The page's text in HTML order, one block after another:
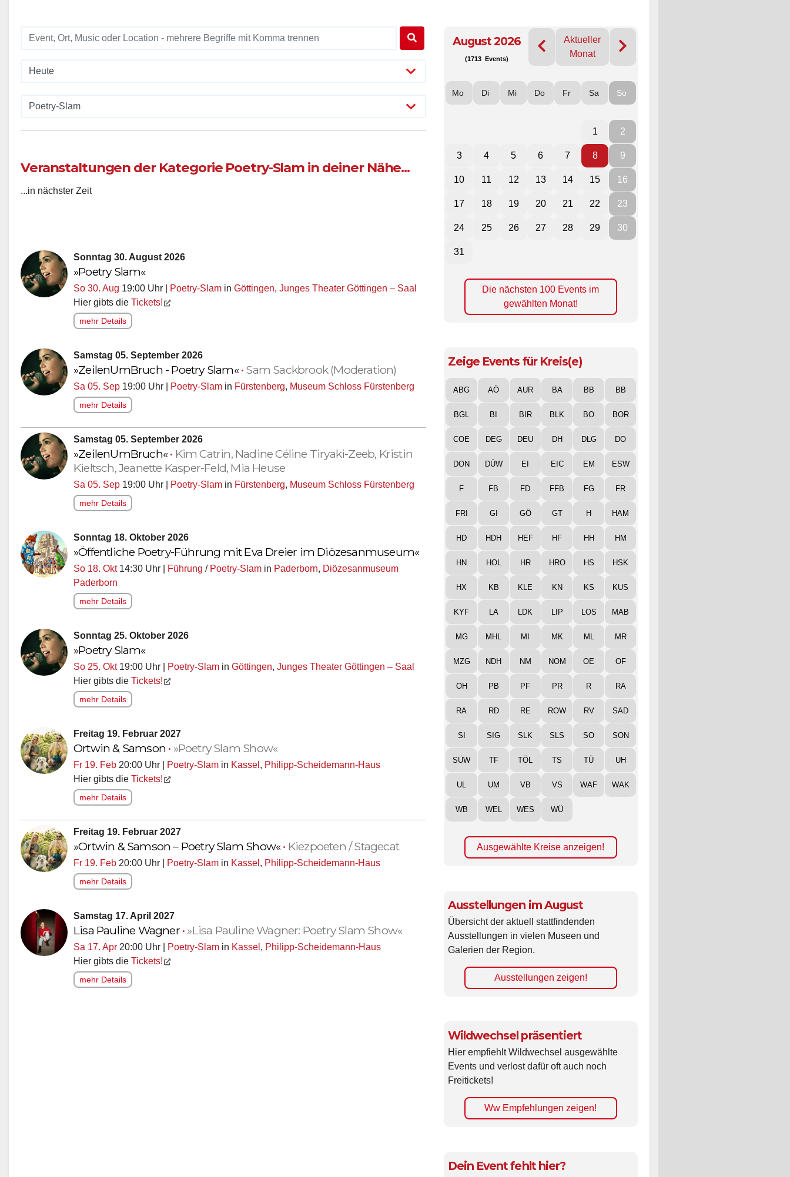
Veranstaltungen der Kategorie Poetry-Slam in deiner Nähe...
...in nächster Zeit
Sonntag 30. August 2026
»Poetry Slam«
So 30. Aug 19:00 Uhr | Poetry-Slam in Göttingen, Junges Theater Göttingen – Saal
Hier gibts die Tickets!
mehr Details
Samstag 05. September 2026
»ZeilenUmBruch - Poetry Slam«• Sam Sackbrook (Moderation)
Sa 05. Sep 19:00 Uhr | Poetry-Slam in Fürstenberg, Museum Schloss Fürstenberg
mehr Details
Samstag 05. September 2026
»ZeilenUmBruch«• Kim Catrin, Nadine Céline Tiryaki-Zeeb, Kristin
Kieltsch, Jeanette Kasper-Feld, Mia Heuse
Sa 05. Sep 19:00 Uhr | Poetry-Slam in Fürstenberg, Museum Schloss Fürstenberg
mehr Details
Sonntag 18. Oktober 2026
»Öffentliche Poetry-Führung mit Eva Dreier im Diözesanmuseum«
So 18. Okt14:30 Uhr | Führung / Poetry-Slam in Paderborn, Diözesanmuseum
Paderborn
mehr Details
Sonntag 25. Oktober 2026
»Poetry Slam«
So 25. Okt19:00 Uhr | Poetry-Slam in Göttingen, Junges Theater Göttingen – Saal
Hier gibts die Tickets!
mehr Details
Freitag 19. Februar 2027
Ortwin & Samson • »Poetry Slam Show«
Fr 19. Feb 20:00 Uhr | Poetry-Slam in Kassel , Philipp-Scheidemann-Haus
Hier gibts die Tickets!
mehr Details
Freitag 19. Februar 2027
»Ortwin & Samson – Poetry Slam Show«• Kiezpoeten / Stagecat
Fr 19. Feb 20:00 Uhr | Poetry-Slam in Kassel , Philipp-Scheidemann-Haus
mehr Details
Samstag 17. April 2027
Lisa Pauline Wagner • »Lisa Pauline Wagner: Poetry Slam Show«
Sa 17. Apr 20:00 Uhr | Poetry-Slam in Kassel , Philipp-Scheidemann-Haus
Hier gibts die Tickets!
mehr Details
August 2026
(1713 Events)
Aktueller
Monat
Mo Di Mi Do Fr Sa So
1 2
3 4 5 6 7 8 9
10 11 12 13 14 15 16
17 18 19 20 21 22 23
24 25 26 27 28 29 30
31
Die nächsten 100 Events im
gewählten Monat!
Zeige Events für Kreis(e)
ABG AÖ AUR BA BB BB
BGL BI BIR BLK BO BOR
COE DEG DEU DH DLG DO
DON DÜW EI EIC EM ESW
F FB FD FFB FG FR
FRI GI GÖ GT H HAM
HD HDH HEF HF HH HM
HN HOL HR HRO HS HSK
HX KB KLE KN KS KUS
KYF LA LDK LIP LOS MAB
MG MHL MI MK ML MR
MZG NDH NM NOM OE OF
OH PB PF PR R RA
RA RD RE ROW RV SAD
SI SIG SLK SLS SO SON
SÜW TF TÖL TS TÜ UH
UL UM VB VS WAF WAK
WB WEL WES WÜ
Ausgewählte Kreise anzeigen!
Ausstellungen im August
Übersicht der aktuell stattfindenden
Ausstellungen in vielen Museen und
Galerien der Region.
Ausstellungen zeigen!
Wildwechsel präsentiert
Hier empfiehlt Wildwechsel ausgewählte
Events und verlost dafür oft auch noch
Freitickets!
Ww Empfehlungen zeigen!
Dein Event fehlt hier?